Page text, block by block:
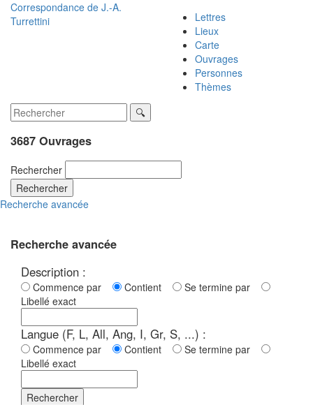
Correspondance de J.-A.
Turrettini
Lettres
Lieux
Carte
Ouvrages
Personnes
Thèmes
3687 Ouvrages
Rechercher
Rechercher
Recherche avancée
Recherche avancée
Description :
Commence par Contient
Se termine par
Libellé exact
Langue (F, L, All, Ang, I, Gr, S, ...) :
Commence par Contient
Se termine par
Libellé exact
Rechercher